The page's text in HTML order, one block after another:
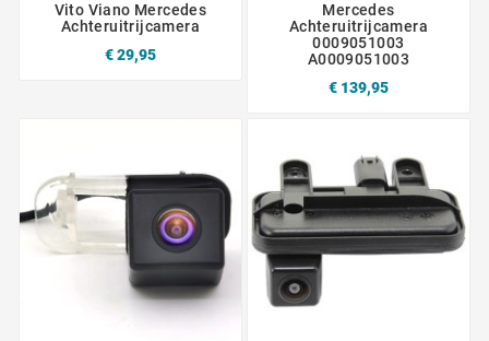
Vito Viano Mercedes
Achteruitrijcamera
€ 29,95
Mercedes
Achteruitrijcamera
0009051003
A0009051003
€ 139,95